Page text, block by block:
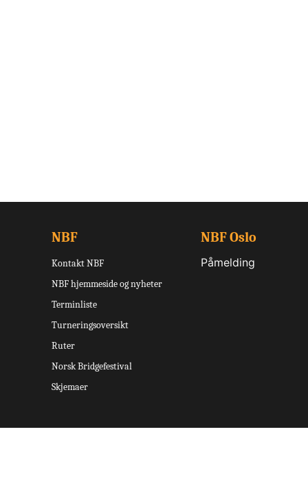
NBF
Kontakt NBF
NBF hjemmeside og nyheter
Terminliste
Turneringsoversikt
Ruter
Norsk Bridgefestival
Skjemaer
NBF Oslo
Påmelding